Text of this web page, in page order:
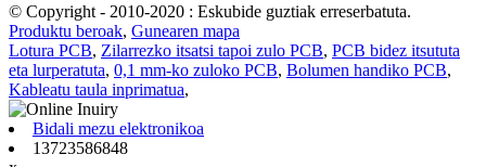
© Copyright - 2010-2020 : Eskubide guztiak erreserbatuta.
Produktu beroak, Gunearen mapa
Lotura PCB, Zilarrezko itsatsi tapoi zulo PCB, PCB bidez itsututa
eta lurperatuta, 0,1 mm-ko zuloko PCB, Bolumen handiko PCB,
Kableatu taula inprimatua,
Bidali mezu elektronikoa
13723586848